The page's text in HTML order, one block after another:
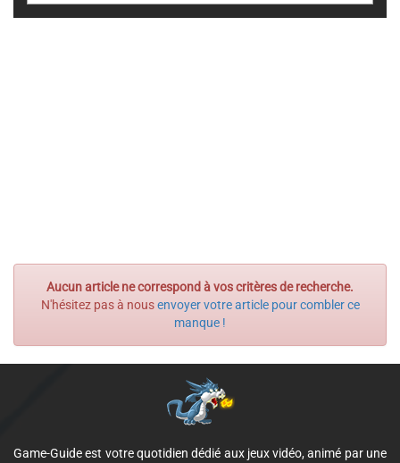
Aucun article ne correspond à vos critères de recherche.
N'hésitez pas à nousenvoyer votre article pour combler ce
manque !
Game-Guide est votre quotidien dédié aux jeux vidéo, animé par une